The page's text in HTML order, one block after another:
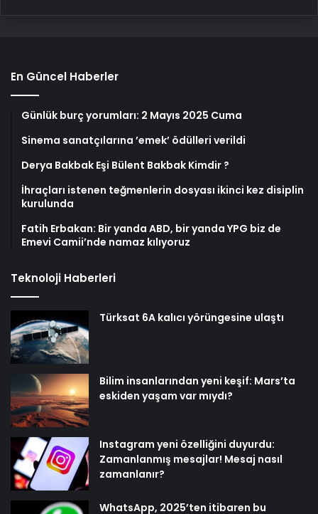
En Güncel Haberler
Günlük burç yorumları: 2 Mayıs 2025 Cuma
Sinema sanatçılarına ’emek’ ödülleri verildi
Derya Bakbak Eşi Bülent Bakbak Kimdir ?
İhraçları istenen teğmenlerin dosyası ikinci kez disiplin
kurulunda
Fatih Erbakan: Bir yanda ABD, bir yanda YPG biz de
Emevi Camii’nde namaz kılıyoruz
Teknoloji Haberleri
Türksat 6A kalıcı yörüngesine ulaştı
Bilim insanlarından yeni keşif: Mars’ta
eskiden yaşam var mıydı?
Instagram yeni özelliğini duyurdu:
Zamanlanmış mesajlar! Mesaj nasıl
zamanlanır?
WhatsApp, 2025’ten itibaren bu